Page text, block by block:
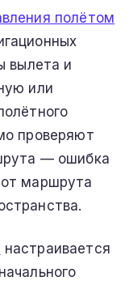
полётом
вылета и
или
проверяют
— ошибка
маршрута
настраивается